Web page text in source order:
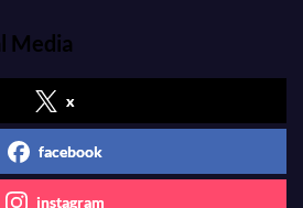
Media
x
facebook
instagram